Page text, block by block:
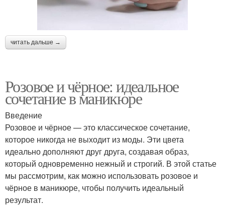
читать дальше →
Розовое и чёрное: идеальное
сочетание в маникюре
Введение
Розовое и чёрное — это классическое сочетание,
которое никогда не выходит из моды. Эти цвета
идеально дополняют друг друга, создавая образ,
который одновременно нежный и строгий. В этой статье
мы рассмотрим, как можно использовать розовое и
чёрное в маникюре, чтобы получить идеальный
результат.